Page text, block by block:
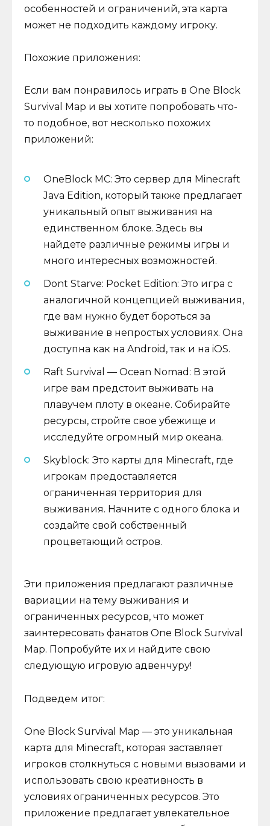
особенностей и ограничений, эта карта
может не подходить каждому игроку.
Похожие приложения:
Если вам понравилось играть в One Block
Survival Map и вы хотите попробовать что-
то подобное, вот несколько похожих
приложений:
OneBlock MC: Это сервер для Minecraft
Java Edition, который также предлагает
уникальный опыт выживания на
единственном блоке. Здесь вы
найдете различные режимы игры и
много интересных возможностей.
Dont Starve: Pocket Edition: Это игра с
аналогичной концепцией выживания,
где вам нужно будет бороться за
выживание в непростых условиях. Она
доступна как на Android, так и на iOS.
Raft Survival — Ocean Nomad: В этой
игре вам предстоит выживать на
плавучем плоту в океане. Собирайте
ресурсы, стройте свое убежище и
исследуйте огромный мир океана.
Skyblock: Это карты для Minecraft, где
игрокам предоставляется
ограниченная территория для
выживания. Начните с одного блока и
создайте свой собственный
процветающий остров.
Эти приложения предлагают различные
вариации на тему выживания и
ограниченных ресурсов, что может
заинтересовать фанатов One Block Survival
Map. Попробуйте их и найдите свою
следующую игровую адвенчуру!
Подведем итог:
One Block Survival Map — это уникальная
карта для Minecraft, которая заставляет
игроков столкнуться с новыми вызовами и
использовать свою креативность в
условиях ограниченных ресурсов. Это
приложение предлагает увлекательное